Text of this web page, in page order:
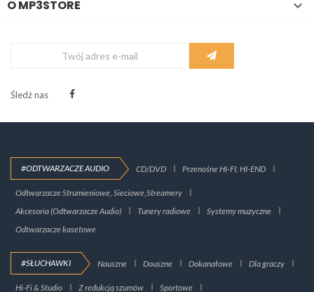
O MP3STORE 
Śledź nas
#ODTWARZACZE AUDIO CD/DVD Przenośne HI-FI, HI-END
Odtwarzacze Strumieniowe, Sieciowe,Streamery
Akcesoria (Odtwarzacze Audio)
Tunery radiowe
Systemy muzyczne
Odtwarzacze kasetowe
#SŁUCHAWKI Nauszne Douszne Dokanałowe Dla graczy
Hi-Fi & Studio Z redukcją szumów
Sportowe